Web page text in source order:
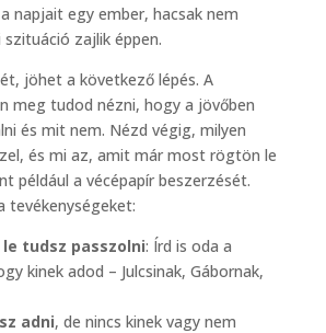
napjait egy ember, hacsak nem
szituáció zajlik éppen.
jöhet a következő lépés. A
meg tudod nézni, hogy a jövőben
és mit nem. Nézd végig, milyen
és mi az, amit már most rögtön le
például a vécépapír beszerzését.
tevékenységeket:
tudsz passzolni: Írd is oda a
kinek adod – Julcsinak, Gábornak,
adni, de nincs kinek vagy nem